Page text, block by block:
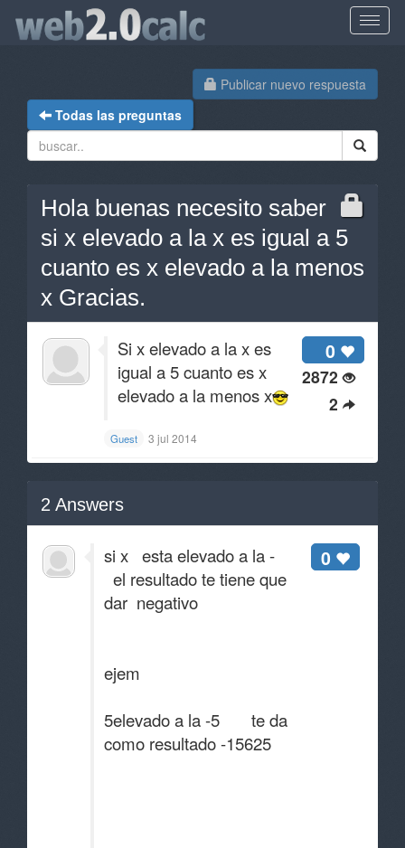
Publicar nuevo respuesta
Todas las preguntas
Hola buenas necesito saber
si x elevado a la x es igual a 5
cuanto es x elevado a la menos
x Gracias.
0
2872
2
Si x elevado a la x es
igual a 5 cuanto es x
elevado a la menos x
Guest 3 jul 2014
2 Answers
0
si x esta elevado a la -
el resultado te tiene que
dar negativo
ejem
5elevado a la -5 te da
como resultado -15625